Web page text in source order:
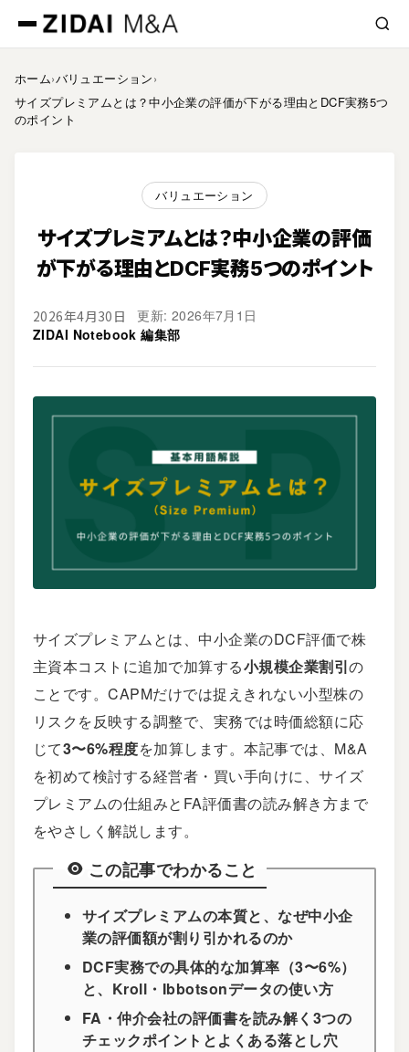
ホーム›バリュエーション›
サイズプレミアムとは？中小企業の評価が下がる理由とDCF実務5つ
のポイント
バリュエーション
サイズプレミアムとは？中小企業の評価
が下がる理由とDCF実務5つのポイント
2026年4月30日
更新: 2026年7月1日
ZIDAI Notebook 編集部
サイズプレミアムとは、中小企業のDCF評価で株
主資本コストに追加で加算する小規模企業割引の
ことです。CAPMだけでは捉えきれない小型株の
リスクを反映する調整で、実務では時価総額に応
じて3〜6%程度を加算します。本記事では、M&A
を初めて検討する経営者・買い手向けに、サイズ
プレミアムの仕組みとFA評価書の読み解き方まで
をやさしく解説します。
この記事でわかること
サイズプレミアムの本質と、なぜ中小企
業の評価額が割り引かれるのか
DCF実務での具体的な加算率（3〜6%）
と、Kroll・Ibbotsonデータの使い方
FA・仲介会社の評価書を読み解く3つの
チェックポイントとよくある落とし穴